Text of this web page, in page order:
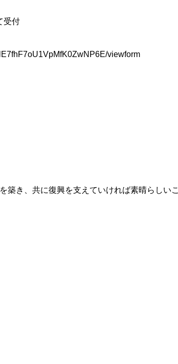
受付
viewform
築き、共に復興を支えていければ素晴らしいこ